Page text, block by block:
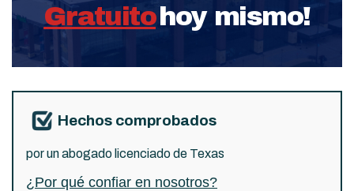
Gratuitohoy mismo!
Hechos comprobados
por un abogado licenciado de Texas
¿Por qué confiar en nosotros?